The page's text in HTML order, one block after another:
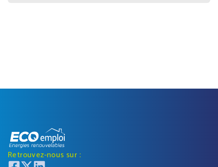
Retrouvez-nous sur :